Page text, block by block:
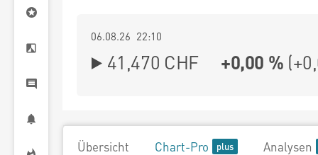
06.08.26 22:10
41,470 CHF +0,00 % (
Übersicht Chart-Pro Analysen